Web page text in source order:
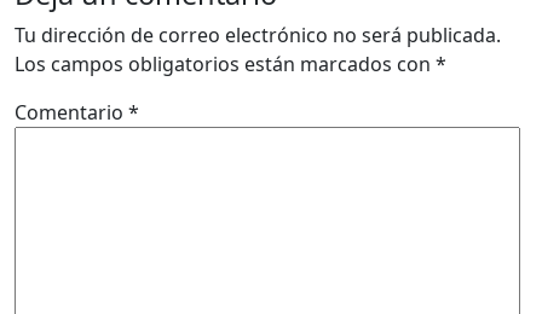
Tu dirección de correo electrónico no será publicada.
Los campos obligatorios están marcados con *
Comentario *